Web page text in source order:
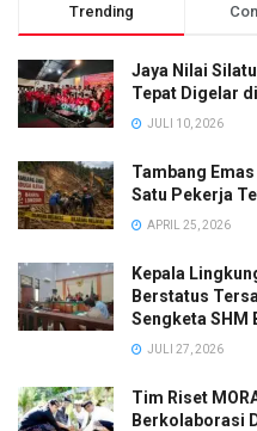
Trending
Jaya Nilai
Tepat Digelar
JULI 10, 2026
Tambang
Satu Pekerja
APRIL 25, 2026
Kepala
Berstatus
Sengketa SHM
JULI 27, 2026
Tim Riset
Berkolaborasi